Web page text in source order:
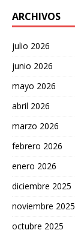
ARCHIVOS
julio 2026
junio 2026
mayo 2026
abril 2026
marzo 2026
febrero 2026
enero 2026
diciembre 2025
noviembre 2025
octubre 2025